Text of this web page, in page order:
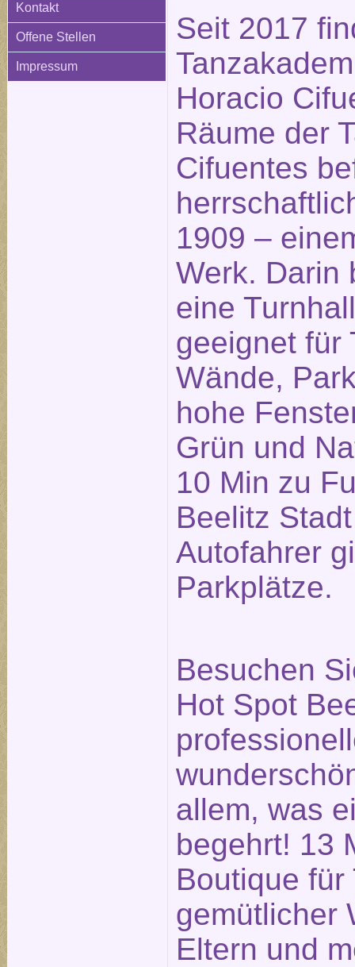
Kontakt
Offene Stellen
Impressum
Seit 2017
Horacio
Räume der
Cifuentes
1909 –
Werk. Darin
eine
geeignet für
Wände,
hohe
Grün und
10 Min zu
Beelitz
Autofahrer
Parkplätze.
Besuchen
Hot Spot
allem, was
begehrt! 13
Boutique für
gemütlicher
Eltern und